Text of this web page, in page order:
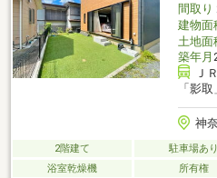
間取り
建物面
土地面
築年月
Ｊ
「影
神
2階建て 駐車場あり
浴室乾燥機
所有権